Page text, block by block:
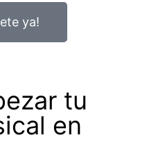
ya!
tu
en